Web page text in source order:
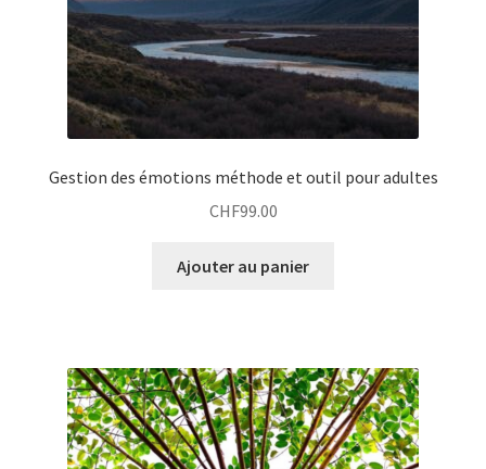
Gestion des émotions méthode et outil pour adultes
CHF99.00
Ajouter au panier